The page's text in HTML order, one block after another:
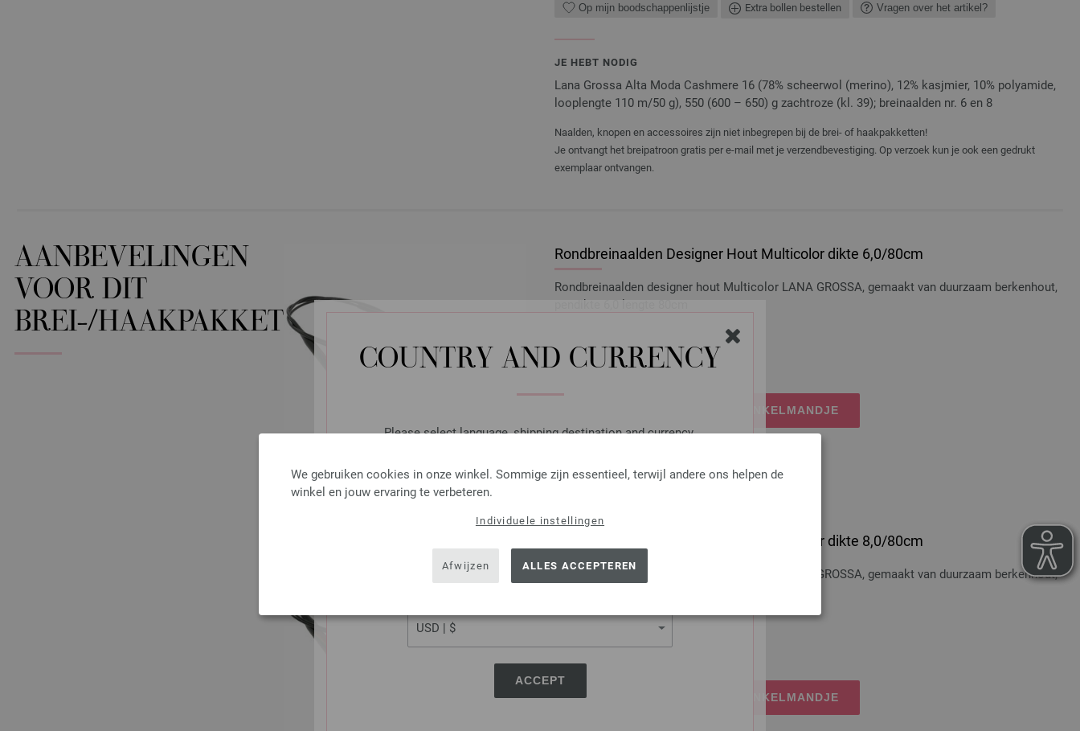
COUNTRY AND CURRENCY
Please select language, shipping destination and currency.
SHIPPING TO
USA - The United States of America
ACCEPT
We gebruiken cookies in onze winkel. Sommige zijn essentieel, terwijl andere ons helpen de
winkel en jouw ervaring te verbeteren.
Individuele instellingen
Afwijzen ALLES ACCEPTEREN
Op mijn boodschappenlijstje Extra bollen bestellen Vragen over het artikel?
JE HEBT NODIG
Lana Grossa Alta Moda Cashmere 16 (78% scheerwol (merino), 12% kasjmier, 10% polyamide,
looplengte 110 m/50 g), 550 (600 – 650) g zachtroze (kl. 39); breinaalden nr. 6 en 8
Naalden, knopen en accessoires zijn niet inbegrepen bij de brei- of haakpakketten!
Je ontvangt het breipatroon gratis per e-mail met je verzendbevestiging. Op verzoek kun je ook een gedrukt
exemplaar ontvangen.
AANBEVELINGEN
VOOR DIT
BREI-/HAAKPAKKET
Rondbreinaalden Designer Hout Multicolor dikte 6,0/80cm
Rondbreinaalden designer hout Multicolor LANA GROSSA, gemaakt van duurzaam berkenhout,
pendikte 6,0 lengte 80cm
9,73 $ excl. btw, excl. verzendkosten
IN MIJN WINKELMANDJE
Rondbreinaalden Designer Hout Multicolor dikte 8,0/80cm
Rondbreinaalden designer hout Multicolor LANA GROSSA, gemaakt van duurzaam berkenhout,
9,66 €
AANTAL
IN MIJN WINKELMANDJE